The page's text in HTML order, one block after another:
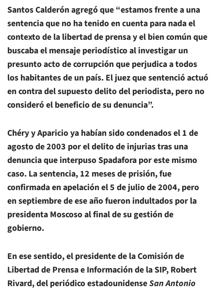
Santos Calderón agregó que “estamos frente a una
sentencia que no ha tenido en cuenta para nada el
contexto de la libertad de prensa y el bien común que
buscaba el mensaje periodístico al investigar un
presunto acto de corrupción que perjudica a todos
los habitantes de un país. El juez que sentenció actuó
en contra del supuesto delito del periodista, pero no
consideró el beneficio de su denuncia”.
Chéry y Aparicio ya habían sido condenados el 1 de
agosto de 2003 por el delito de injurias tras una
denuncia que interpuso Spadafora por este mismo
caso. La sentencia, 12 meses de prisión, fue
confirmada en apelación el 5 de julio de 2004, pero
en septiembre de ese año fueron indultados por la
presidenta Moscoso al final de su gestión de
gobierno.
En ese sentido, el presidente de la Comisión de
Libertad de Prensa e Información de la SIP, Robert
Rivard, del periódico estadounidenseSan Antonio